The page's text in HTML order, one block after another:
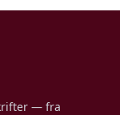
— fra